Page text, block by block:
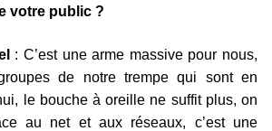
votre public ?
: C’est une arme massive pour nous,
de notre trempe qui sont en
le bouche à oreille ne suffit plus, on
au net et aux réseaux, c’est une